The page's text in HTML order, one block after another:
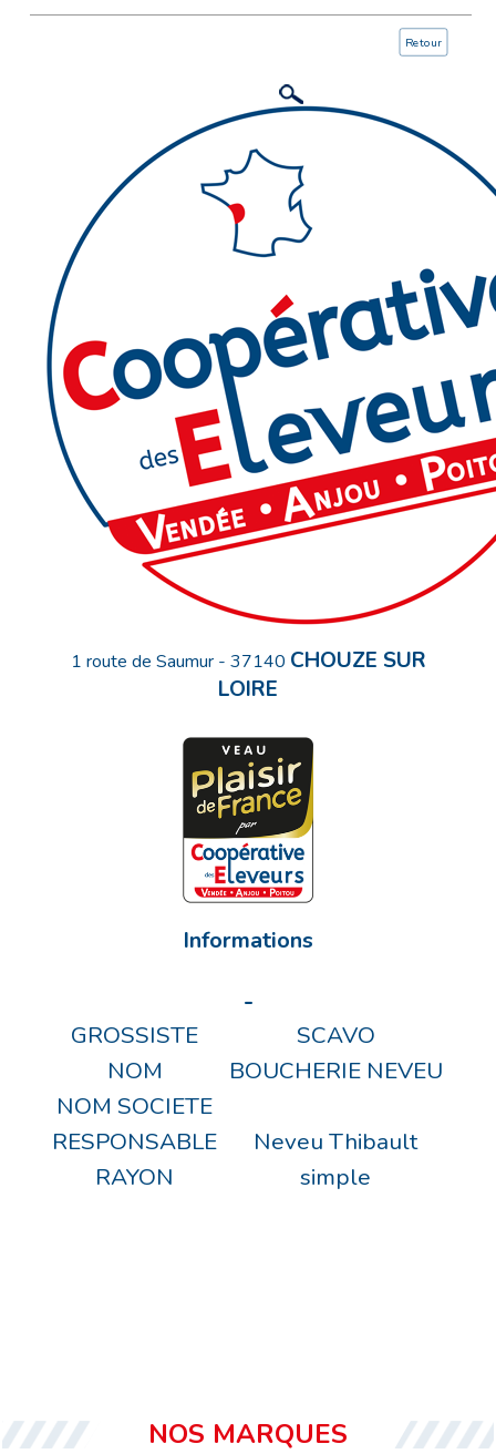
Retour
1 route de Saumur- 37140 CHOUZE SUR
LOIRE
Informations
-
GROSSISTE
SCAVO
NOM
BOUCHERIE NEVEU
NOM SOCIETE
RESPONSABLE
Neveu Thibault
RAYON
simple
NOS MARQUES